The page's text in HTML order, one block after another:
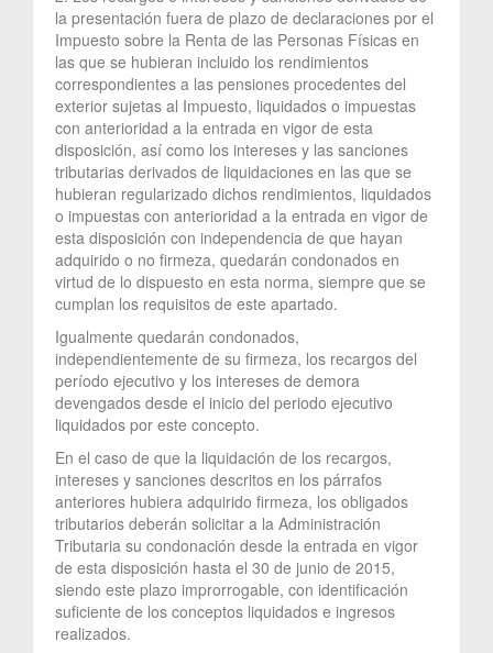
la presentación fuera de plazo de declaraciones por el
Impuesto sobre la Renta de las Personas Físicas en
las que se hubieran incluido los rendimientos
correspondientes a las pensiones procedentes del
exterior sujetas al Impuesto, liquidados o impuestas
con anterioridad a la entrada en vigor de esta
disposición, así como los intereses y las sanciones
tributarias derivados de liquidaciones en las que se
hubieran regularizado dichos rendimientos, liquidados
o impuestas con anterioridad a la entrada en vigor de
esta disposición con independencia de que hayan
adquirido o no firmeza, quedarán condonados en
virtud de lo dispuesto en esta norma, siempre que se
cumplan los requisitos de este apartado.
Igualmente quedarán condonados,
independientemente de su firmeza, los recargos del
período ejecutivo y los intereses de demora
devengados desde el inicio del periodo ejecutivo
liquidados por este concepto.
En el caso de que la liquidación de los recargos,
intereses y sanciones descritos en los párrafos
anteriores hubiera adquirido firmeza, los obligados
tributarios deberán solicitar a la Administración
Tributaria su condonación desde la entrada en vigor
de esta disposición hasta el 30 de junio de 2015,
siendo este plazo improrrogable, con identificación
suficiente de los conceptos liquidados e ingresos
realizados.